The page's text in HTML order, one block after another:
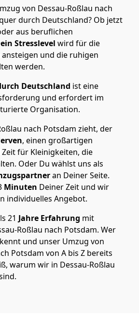
von Dessau-Roßlau nach
durch Deutschland? Ob jetzt
aus beruflichen
Stresslevel wird für die
und die ruhigen
werden.
Deutschland ist eine
und erfordert im
Organisation.
nach Potsdam zieht, der
, einen großartigen
für Kleinigkeiten, die
Oder Du wählst uns als
an Deiner Seite.
Minuten Deiner Zeit und wir
individuelles Angebot.
21 Jahre Erfahrung mit
Roßlau nach Potsdam. Wer
und unser Umzug von
Potsdam von A bis Z bereits
warum wir in Dessau-Roßlau